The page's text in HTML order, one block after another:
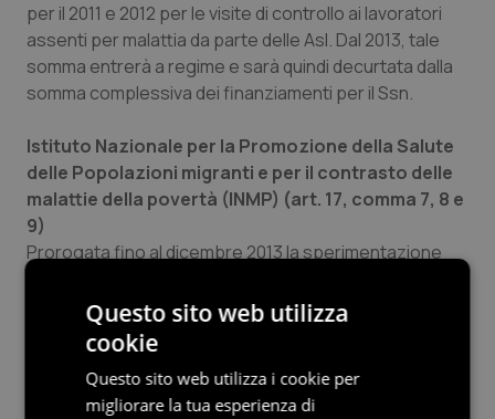
per il 2011 e 2012 per le visite di controllo ai lavoratori
assenti per malattia da parte delle Asl. Dal 2013, tale
somma entrerà a regime e sarà quindi decurtata dalla
somma complessiva dei finanziamenti per il Ssn.
Istituto Nazionale per la Promozione della Salute
delle Popolazioni migranti e per il contrasto delle
malattie della povertà (INMP) (art. 17, comma 7, 8 e
9)
Prorogata fino al dicembre 2013 la sperimentazione
annui. Entro giugno 2013 il Ministero della Salute
verificherà i risultati raggiunti e in caso di mancato
raggiungimento degli obiettivi si provvederà alla
liquidazione del INMP.
Questo sito web utilizza
cookie
Questo sito web utilizza i cookie per
migliorare la tua esperienza di